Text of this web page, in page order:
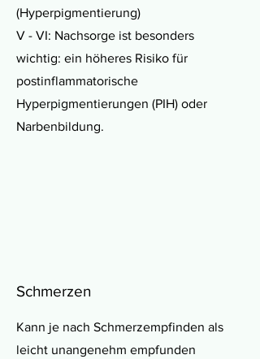
(Hyperpigmentierung)
V - VI: Nachsorge ist besonders
wichtig: ein höheres Risiko für
postinflammatorische
Hyperpigmentierungen (PIH) oder
Narbenbildung.
Schmerzen
Kann je nach Schmerzempfinden als
leicht unangenehm empfunden